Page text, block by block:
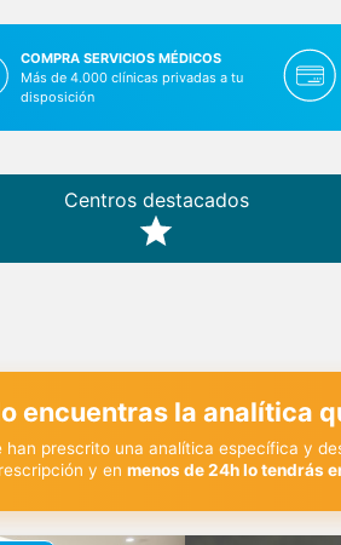
COMPRA SERVICIOS MÉDICOS
Más de 4.000 clínicas privadas a tu
disposición
Centros destacados
encuentras la analítica
han prescrito una analítica específica y
y en menos de 24h lo tendrás